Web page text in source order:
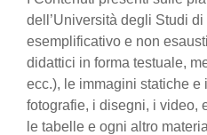
dell’Università degli Studi
esemplificativo e non
didattici in forma testuale,
ecc.), le immagini statiche
fotografie, i disegni, i video,
le tabelle e ogni altro